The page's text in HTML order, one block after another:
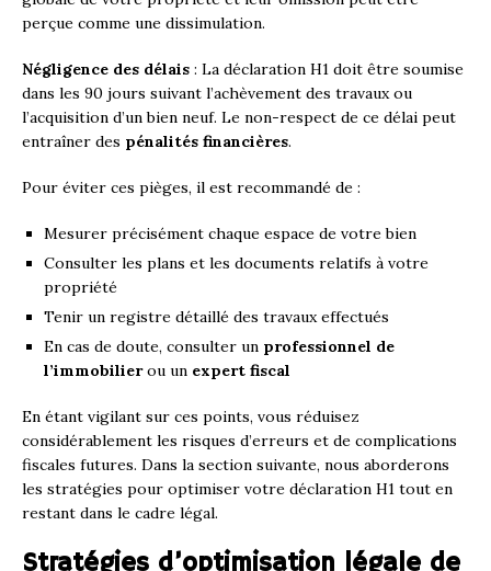
perçue comme une dissimulation.
Négligence des délais : La déclaration H1 doit être soumise
dans les 90 jours suivant l’achèvement des travaux ou
l’acquisition d’un bien neuf. Le non-respect de ce délai peut
entraîner des pénalités financières.
Pour éviter ces pièges, il est recommandé de :
Mesurer précisément chaque espace de votre bien
Consulter les plans et les documents relatifs à votre
propriété
Tenir un registre détaillé des travaux effectués
En cas de doute, consulter un professionnel de
l’immobilierou un expert fiscal
En étant vigilant sur ces points, vous réduisez
considérablement les risques d’erreurs et de complications
fiscales futures. Dans la section suivante, nous aborderons
les stratégies pour optimiser votre déclaration H1 tout en
restant dans le cadre légal.
Stratégies d’optimisation légale de